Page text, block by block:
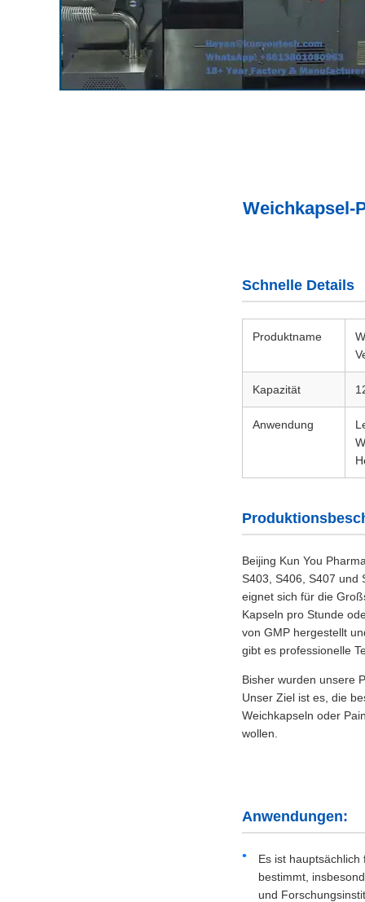
Weichkapsel-
Schnelle Details
Produktname
Kapazität
Anwendung
Beijing Kun You
S403, S406, S407 und
eignet sich für die
Kapseln pro Stunde
von GMP hergestellt
gibt es professionelle
Bisher wurden unsere
Unser Ziel ist es, die
Weichkapseln oder
wollen.
Anwendungen:
Es ist
bestimmt,
und